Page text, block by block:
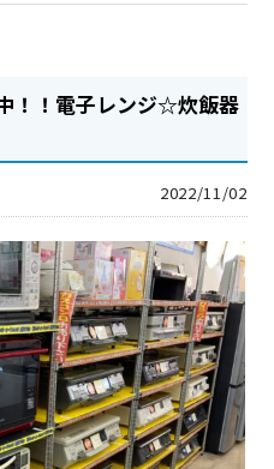
！！電子レンジ☆炊飯器
2022/11/02